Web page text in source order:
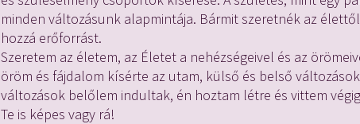
minden változásunk alapmintája. Bármit szeretnék az
hozzá erőforrást.
Szeretem az életem, az Életet a nehézségeivel és az
öröm és fájdalom kísérte az utam, külső és belső
változások belőlem indultak, én hoztam létre és vittem
Te is képes vagy rá!